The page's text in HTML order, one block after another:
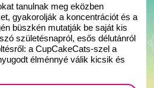
tanulnak meg eközben
gyakorolják a koncentrációt és a
büszkén mutatják be saját kis
születésnapról, esős délutánról
a CupCakeCats-szel a
élménnyé válik kicsik és